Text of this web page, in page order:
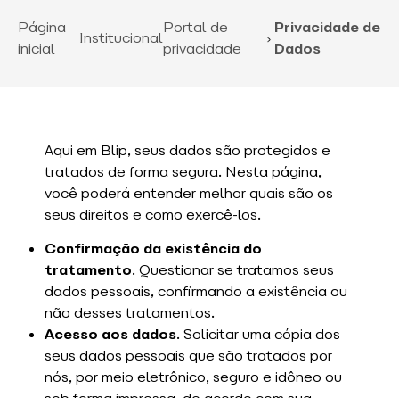
Página
inicial
Institucional
Portal de
privacidade
Privacidade de
Dados
Aqui em Blip, seus dados são protegidos e
tratados de forma segura. Nesta página,
você poderá entender melhor quais são os
seus direitos e como exercê-los.
Confirmação da existência do
tratamento. Questionar se tratamos seus
dados pessoais, confirmando a existência ou
não desses tratamentos.
Acesso aos dados. Solicitar uma cópia dos
seus dados pessoais que são tratados por
nós, por meio eletrônico, seguro e idôneo ou